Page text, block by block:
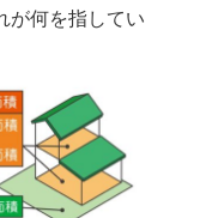
が何を指してい